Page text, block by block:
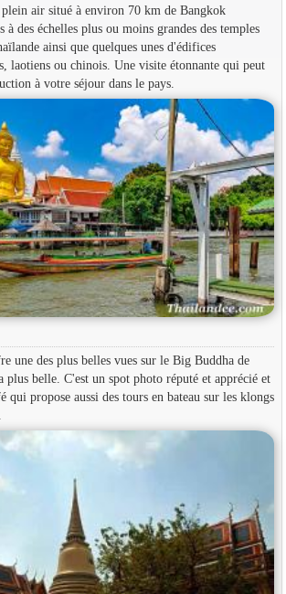
plein air situé à environ 70 km de Bangkok
à des échelles plus ou moins grandes des temples
ainsi que quelques unes d'édifices
laotiens ou chinois. Une visite étonnante qui peut
à votre séjour dans le pays.
une des plus belles vues sur le Big Buddha de
plus belle. C'est un spot photo réputé et apprécié et
qui propose aussi des tours en bateau sur les klongs